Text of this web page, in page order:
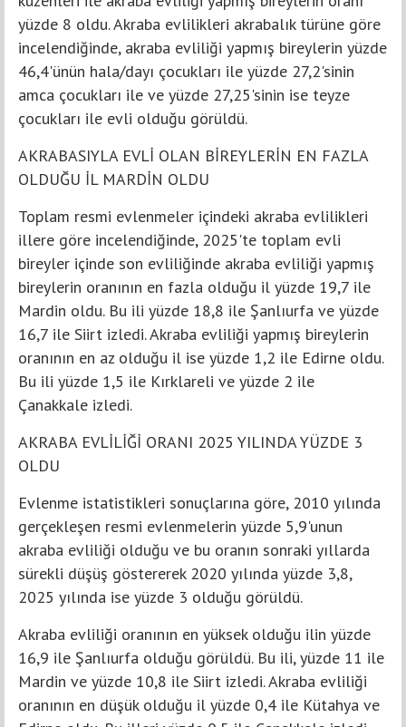
yüzde 8 oldu. Akraba evlilikleri akrabalık türüne göre
incelendiğinde, akraba evliliği yapmış bireylerin yüzde
46,4'ünün hala/dayı çocukları ile yüzde 27,2'sinin
amca çocukları ile ve yüzde 27,25'sinin ise teyze
çocukları ile evli olduğu görüldü.
AKRABASIYLA EVLİ OLAN BİREYLERİN EN FAZLA
OLDUĞU İL MARDİN OLDU
Toplam resmi evlenmeler içindeki akraba evlilikleri
illere göre incelendiğinde, 2025'te toplam evli
bireyler içinde son evliliğinde akraba evliliği yapmış
bireylerin oranının en fazla olduğu il yüzde 19,7 ile
Mardin oldu. Bu ili yüzde 18,8 ile Şanlıurfa ve yüzde
16,7 ile Siirt izledi. Akraba evliliği yapmış bireylerin
oranının en az olduğu il ise yüzde 1,2 ile Edirne oldu.
Bu ili yüzde 1,5 ile Kırklareli ve yüzde 2 ile
Çanakkale izledi.
AKRABA EVLİLİĞİ ORANI 2025 YILINDA YÜZDE 3
OLDU
Evlenme istatistikleri sonuçlarına göre, 2010 yılında
gerçekleşen resmi evlenmelerin yüzde 5,9'unun
akraba evliliği olduğu ve bu oranın sonraki yıllarda
sürekli düşüş göstererek 2020 yılında yüzde 3,8,
2025 yılında ise yüzde 3 olduğu görüldü.
Akraba evliliği oranının en yüksek olduğu ilin yüzde
16,9 ile Şanlıurfa olduğu görüldü. Bu ili, yüzde 11 ile
Mardin ve yüzde 10,8 ile Siirt izledi. Akraba evliliği
oranının en düşük olduğu il yüzde 0,4 ile Kütahya ve